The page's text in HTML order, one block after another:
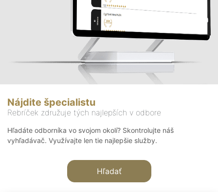
Nájdite špecialistu
Rebríček združuje tých najlepších v odbore
Hľadáte odborníka vo svojom okolí? Skontrolujte náš
vyhľadávač. Využívajte len tie najlepšie služby.
Hľadať